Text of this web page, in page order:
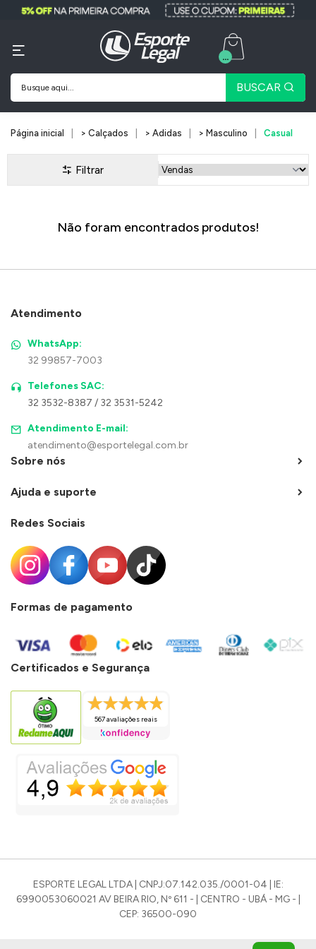
BUSCAR
...
Página inicial > Calçados > Adidas > Masculino Casual
Filtrar
Não foram encontrados produtos!
Atendimento
WhatsApp:
32 99857-7003
Telefones SAC:
32 3532-8387 / 32 3531-5242
Atendimento E-mail:
atendimento@esportelegal.com.br
Sobre nós
Ajuda e suporte
Redes Sociais
Formas de pagamento
Certificados e Segurança
567 avaliações reais
ESPORTE LEGAL LTDA | CNPJ:07.142.035./0001-04 | IE:
6990053060021 AV BEIRA RIO, Nº 611 - | CENTRO - UBÁ - MG - |
CEP: 36500-090